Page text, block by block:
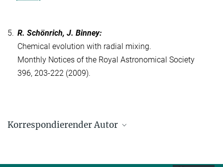
5. R. Schönrich, J. Binney:
Chemical evolution with radial mixing.
Monthly Notices of the Royal Astronomical Society
396, 203-222 (2009).
Korrespondierender Autor